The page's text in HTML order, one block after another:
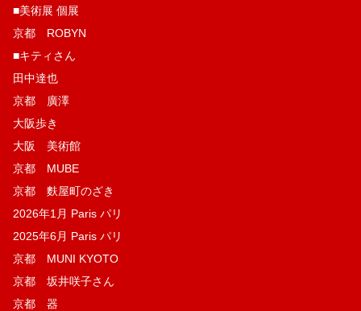
■美術展 個展
京都 ROBYN
■キティさん
田中達也
京都 廣澤
大阪歩き
大阪 美術館
京都 MUBE
京都 麩屋町のざき
2026年1月 Paris パリ
2025年6月 Paris パリ
京都 MUNI KYOTO
京都 坂井咲子さん
京都 器